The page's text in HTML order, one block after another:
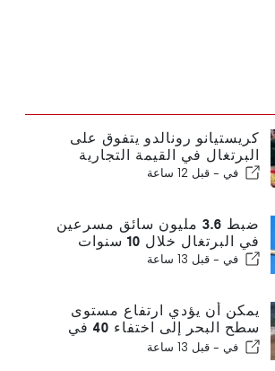
كريستيانو رونالدو يتفوق على
البرتغال في القيمة التجارية
في - قبل 12 ساعة
ضبط 3.6 مليون سائق مسرعين
في البرتغال خلال 10 سنوات
في - قبل 13 ساعة
يمكن أن يؤدي ارتفاع مستوى
سطح البحر إلى اختفاء 40 في
المائة من شواطئ البرتغال
في - قبل 13 ساعة